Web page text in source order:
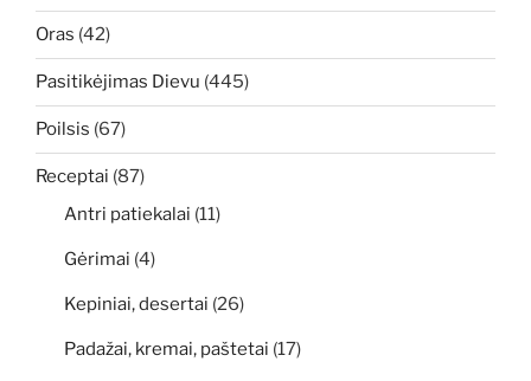
Oras (42)
Pasitikėjimas Dievu (445)
Poilsis (67)
Receptai (87)
Antri patiekalai (11)
Gėrimai (4)
Kepiniai, desertai (26)
Padažai, kremai, paštetai (17)